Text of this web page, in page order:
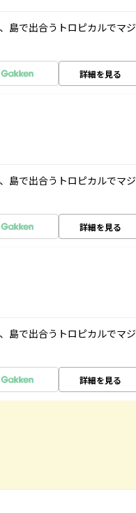
島で出合うトロピカルでマジ
詳細を見る
島で出合うトロピカルでマジ
詳細を見る
島で出合うトロピカルでマジ
詳細を見る